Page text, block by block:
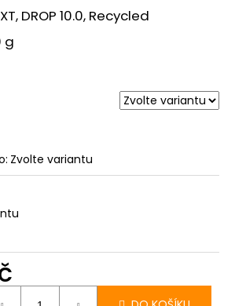
DROP 10.0, Recycled
g
Zvolte variantu